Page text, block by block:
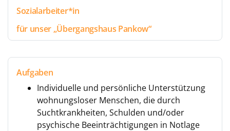
Sozialarbeiter*in
für unser „Übergangshaus Pankow“
Aufgaben
Individuelle und persönliche Unterstützung
wohnungsloser Menschen, die durch
Suchtkrankheiten, Schulden und/oder
psychische Beeinträchtigungen in Notlage